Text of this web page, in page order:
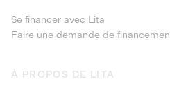
Se financer avec Lita
Faire une demande de
À PROPOS DE LITA